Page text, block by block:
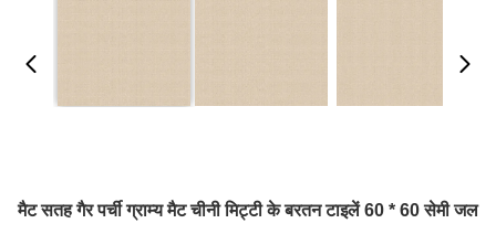
मैट सतह गैर पर्ची ग्राम्य मैट चीनी मिट्टी के बरतन टाइलें 60 * 60 सेमी जल